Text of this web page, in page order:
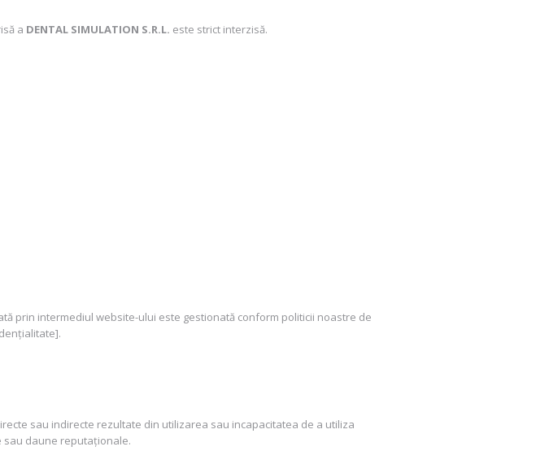
a DENTAL SIMULATION S.R.L. este strict interzisă.
prin intermediul website-ului este gestionată conform politicii noastre de
sau indirecte rezultate din utilizarea sau incapacitatea de a utiliza
sau daune reputaționale.